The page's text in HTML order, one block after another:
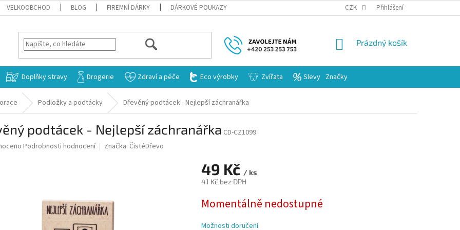
VELKOOBCHOD BLOG FIREMNÍ DÁRKY DÁRKOVÉ POUKAZY CZK Přihlášení
HLEDAT
NÁKUPNÍ
Prázdný košík
Doplňky stravy Drogerie Zdraví a péče Eco výrobky Zvířata Slevy Značky
Podložky a podtácky Dřevěný podtácek - Nejlepší záchranářka
podtácek - Nejlepší záchranářka CD-CZ1099
Podrobnosti hodnocení Značka: ČistéDřevo
49 Kč / ks
41 Kč bez DPH
cena:
Momentálně nedostupné
Možnosti doručení